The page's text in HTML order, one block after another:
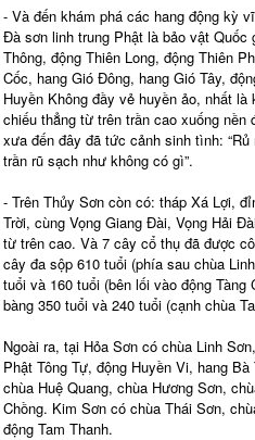
- Và đến khám phá các hang động kỳ
Đà sơn linh trung Phật là bảo vật Quốc
Thông, động Thiên Long, động Thiên
Cốc, hang Gió Đông, hang Gió Tây,
Huyền Không đầy vẻ huyền ảo, nhất
chiếu thẳng từ trên trần cao xuống
xưa đến đây đã tức cảnh sinh tình:
trần rũ sạch như không có gì”.
- Trên Thủy Sơn còn có: tháp Xá Lợi,
Trời, cùng Vọng Giang Đài, Vọng Hải
từ trên cao. Và 7 cây cổ thụ đã được
cây đa sộp 610 tuổi (phía sau chùa
tuổi và 160 tuổi (bên lối vào động
bàng 350 tuổi và 240 tuổi (cạnh chùa
Ngoài ra, tại Hỏa Sơn có chùa Linh
Phật Tông Tự, động Huyền Vi, hang
chùa Huệ Quang, chùa Hương Sơn,
Chồng. Kim Sơn có chùa Thái Sơn,
động Tam Thanh.